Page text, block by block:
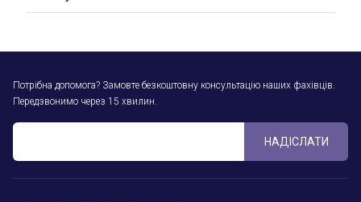
Потрібна допомога? Замовте безкоштовну консультацію наших фахівців.
Передзвонимо через 15 хвилин.
НАДІСЛАТИ